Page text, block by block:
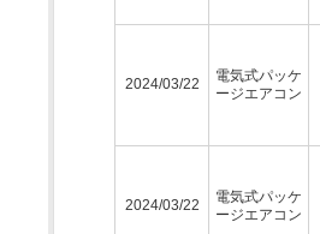
2024/03/22
電気式パッケ
ージエアコン
2024/03/22
電気式パッケ
ージエアコン